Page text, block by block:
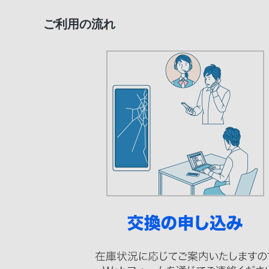
ご利用の流れ